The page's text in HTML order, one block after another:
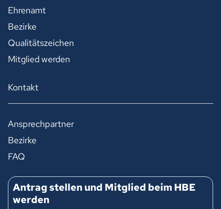
Ehrenamt
Bezirke
Qualitätszeichen
Mitglied werden
Kontakt
Ansprechpartner
Bezirke
FAQ
Antrag stellen und Mitglied beim HBE
werden